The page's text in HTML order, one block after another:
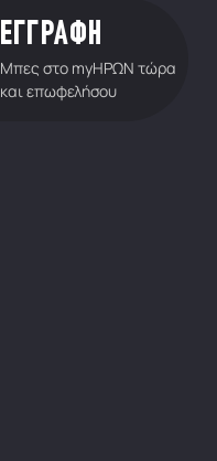
ΕΓΓΡΑΦΗ
Μπες στο myΗΡΩΝ τώρα
και επωφελήσου